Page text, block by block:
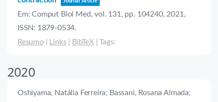
Em:Comput Biol Med,vol. 131, pp. 104240, 2021 ,
ISSN: 1879-0534.
Resumo| Links BibTeX|Tags:
2020
Oshiyama, Natália Ferreira; Bassani, Rosana Almada;